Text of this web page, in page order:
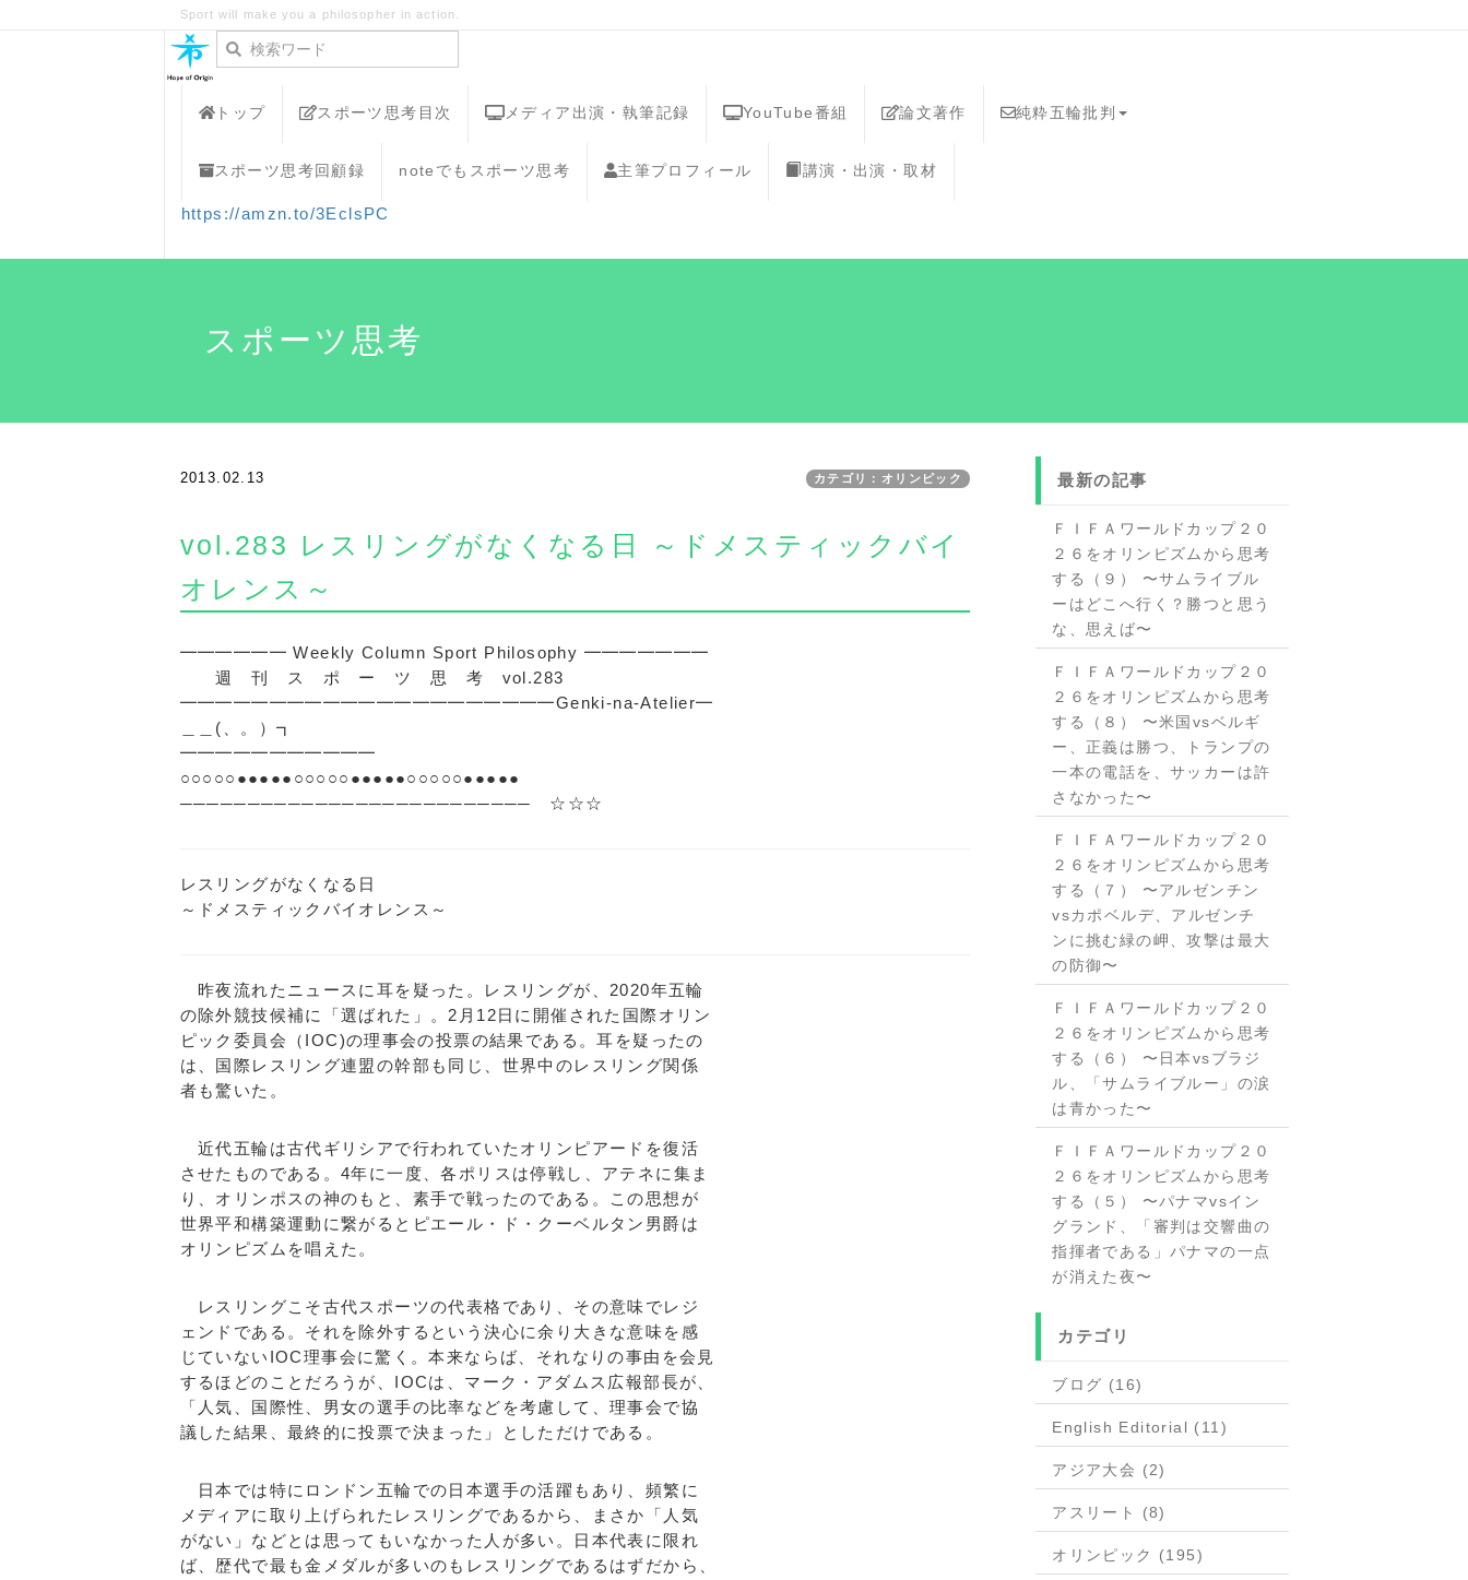
Sport will make you a philosopher in action.
トップ スポーツ思考目次 メディア出演・執筆記録 YouTube番組 論文著作 純粋五輪批判
スポーツ思考回顧録 noteでもスポーツ思考 主筆プロフィール 講演・出演・取材
https://amzn.to/3EclsPC
スポーツ思考
2013.02.13 カテゴリ：オリンピック
vol.283 レスリングがなくなる日 ～ドメスティックバイ
オレンス～
━━━━━━ Weekly Column Sport Philosophy ━━━━━━━
週 刊 ス ポ ー ツ 思 考 vol.283
━━━━━━━━━━━━━━━━━━━━━Genki-na-Atelier━
＿＿(、。）┓
━━━━━━━━━━━
○○○○○●●●●●○○○○○●●●●●○○○○○●●●●●
────────────────────────── ☆☆☆
レスリングがなくなる日
～ドメスティックバイオレンス～
昨夜流れたニュースに耳を疑った。レスリングが、2020年五輪
の除外競技候補に「選ばれた」。2月12日に開催された国際オリン
ピック委員会（IOC)の理事会の投票の結果である。耳を疑ったの
は、国際レスリング連盟の幹部も同じ、世界中のレスリング関係
者も驚いた。
近代五輪は古代ギリシアで行われていたオリンピアードを復活
させたものである。4年に一度、各ポリスは停戦し、アテネに集ま
り、オリンポスの神のもと、素手で戦ったのである。この思想が
世界平和構築運動に繋がるとピエール・ド・クーベルタン男爵は
オリンピズムを唱えた。
レスリングこそ古代スポーツの代表格であり、その意味でレジ
ェンドである。それを除外するという決心に余り大きな意味を感
じていないIOC理事会に驚く。本来ならば、それなりの事由を会見
するほどのことだろうが、IOCは、マーク・アダムス広報部長が、
「人気、国際性、男女の選手の比率などを考慮して、理事会で協
議した結果、最終的に投票で決まった」としただけである。
日本では特にロンドン五輪での日本選手の活躍もあり、頻繁に
メディアに取り上げられたレスリングであるから、まさか「人気
がない」などとは思ってもいなかった人が多い。日本代表に限れ
ば、歴代で最も金メダルが多いのもレスリングであるはずだから、
最新の記事
ＦＩＦＡワールドカップ２０
２６をオリンピズムから思考
する（９） 〜サムライブル
ーはどこへ行く？勝つと思う
な、思えば〜
ＦＩＦＡワールドカップ２０
２６をオリンピズムから思考
する（８） 〜米国vsベルギ
ー、正義は勝つ、トランプの
一本の電話を、サッカーは許
さなかった〜
ＦＩＦＡワールドカップ２０
２６をオリンピズムから思考
する（７） 〜アルゼンチン
vsカポベルデ、アルゼンチ
ンに挑む緑の岬、攻撃は最大
の防御〜
ＦＩＦＡワールドカップ２０
２６をオリンピズムから思考
する（６） 〜日本vsブラジ
ル、「サムライブルー」の涙
は青かった〜
ＦＩＦＡワールドカップ２０
２６をオリンピズムから思考
する（５） 〜パナマvsイン
グランド、「審判は交響曲の
指揮者である」パナマの一点
が消えた夜〜
カテゴリ
ブログ (16)
English Editorial (11)
アジア大会 (2)
アスリート (8)
オリンピック (195)